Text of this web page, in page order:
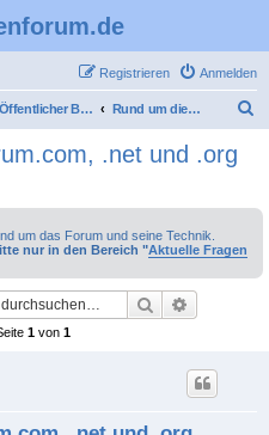
Anmelden
Registrieren
Öffentlicher Bereich Rund um dieses Forum
.net und .org
um das Forum und seine Technik.
nur in den Bereich "Aktuelle Fragen
Suche
1 von 1